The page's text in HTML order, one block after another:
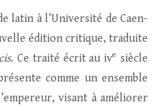
latin à l’Université de Caen-
édition critique, traduite
. Ce traité écrit au ive siècle
comme un ensemble
visant à améliorer